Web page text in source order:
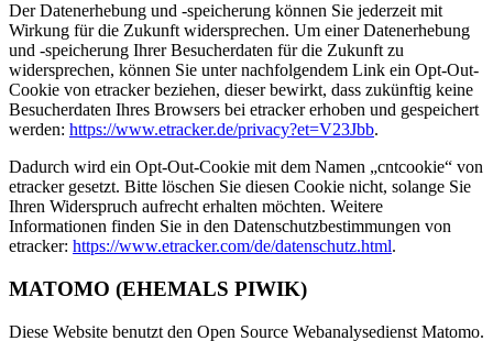
Der Datenerhebung und -speicherung können Sie jederzeit mit
Wirkung für die Zukunft widersprechen. Um einer Datenerhebung
und -speicherung Ihrer Besucherdaten für die Zukunft zu
widersprechen, können Sie unter nachfolgendem Link ein Opt-Out-
Cookie von etracker beziehen, dieser bewirkt, dass zukünftig keine
Besucherdaten Ihres Browsers bei etracker erhoben und gespeichert
werden: https://www.etracker.de/privacy?et=V23Jbb.
Dadurch wird ein Opt-Out-Cookie mit dem Namen „cntcookie“ von
etracker gesetzt. Bitte löschen Sie diesen Cookie nicht, solange Sie
Ihren Widerspruch aufrecht erhalten möchten. Weitere
Informationen finden Sie in den Datenschutzbestimmungen von
etracker: https://www.etracker.com/de/datenschutz.html.
MATOMO (EHEMALS PIWIK)
Diese Website benutzt den Open Source Webanalysedienst Matomo.